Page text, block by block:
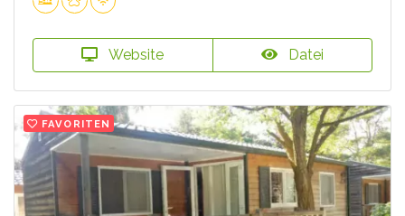
Website Datei
FAVORITEN